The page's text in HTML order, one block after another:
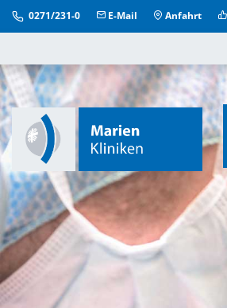
0271/231-0 E-Mail Anfahrt